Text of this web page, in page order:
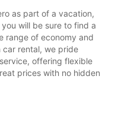
as part of a vacation,
will be sure to find a
range of economy and
car rental, we pride
offering flexible
prices with no hidden